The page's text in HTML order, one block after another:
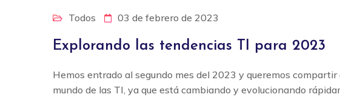
Todos 03 de febrero de 2023
Explorando las tendencias TI para 2023
Hemos entrado al segundo mes del 2023 y queremos
mundo de las TI, ya que está cambiando y evolucionando